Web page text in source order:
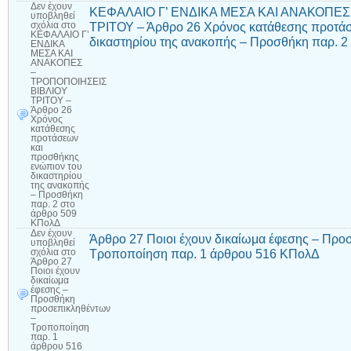
Δεν έχουν
υποβληθεί
σχόλια στο
ΚΕΦΑΛΑΙΟ Γ’
ΕΝΔΙΚΑ
ΜΕΣΑ ΚΑΙ
ΑΝΑΚΟΠΕΣ
–
ΤΡΟΠΟΠΟΙΗΣΕΙΣ
ΒΙΒΛΙΟΥ
ΤΡΙΤΟΥ –
Άρθρο 26
Χρόνος
κατάθεσης
προτάσεων
και
προσθήκης
ενώπιον του
δικαστηρίου
της ανακοπής
– Προσθήκη
παρ. 2 στο
άρθρο 509
ΚΠολΔ
ΚΕΦΑΛΑΙΟ Γ’ ΕΝΔΙΚΑ ΜΕΣΑ ΚΑΙ
ΤΡΙΤΟΥ – Άρθρο 26 Χρόνος κατάθεσης
δικαστηρίου της ανακοπής – Προσθήκη παρ.
Δεν έχουν
υποβληθεί
σχόλια στο
Άρθρο 27
Ποιοι έχουν
δικαίωμα
έφεσης –
Προσθήκη
προσεπικληθέντων
–
Τροποποίηση
παρ. 1
άρθρου 516
Άρθρο 27 Ποιοι έχουν δικαίωμα έφεσης –
Τροποποίηση παρ. 1 άρθρου 516 ΚΠολΔ